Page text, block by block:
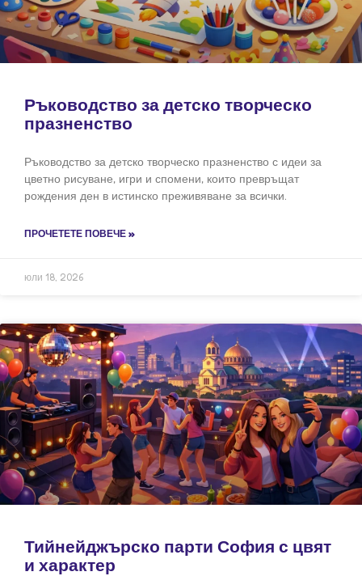
Ръководство за детско творческо
празненство
Ръководство за детско творческо празненство с идеи за
цветно рисуване, игри и спомени, които превръщат
рождения ден в истинско преживяване за всички.
ПРОЧЕТЕТЕ ПОВЕЧЕ »
юли 18, 2026
Тийнейджърско парти София с цвят
и характер